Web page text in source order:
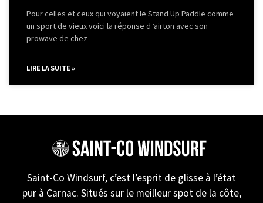
Pour celles et ceux qui voyaient le Stand Up Paddle comme
un sport de vieux voici la réponse d ‘airton avec son
prowave de chez
LIRE LA SUITE »
Saint-Co Windsurf, c’est l’esprit de glisse à l’état
pur à Carnac. Situés sur le meilleur spot de la côte,